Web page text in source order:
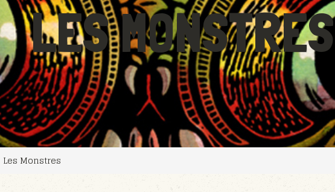
LES MONSTRES
Les Monstres